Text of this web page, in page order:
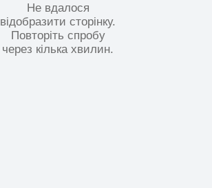
Не вдалося
відобразити сторінку.
Повторіть спробу
через кілька хвилин.